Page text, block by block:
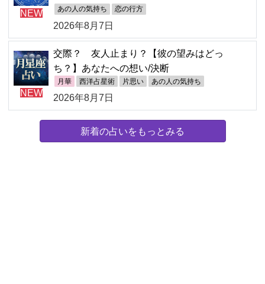
NEW あの人の気持ち 恋の行方
2026年8月7日
NEW
交際？ 友人止まり？【彼の望みはどっ
ち？】あなたへの想い/決断
月華 西洋占星術 片思い あの人の気持ち
2026年8月7日
新着の占いをもっとみる